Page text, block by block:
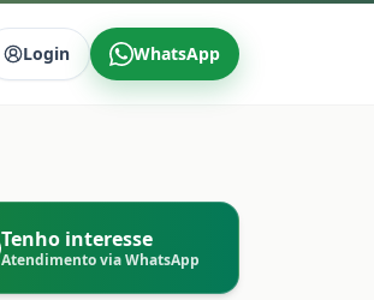
Login WhatsApp
Tenho interesse
Atendimento via WhatsApp